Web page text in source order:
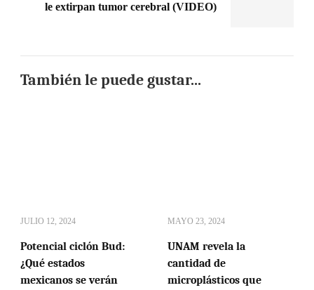
le extirpan tumor cerebral (VIDEO)
También le puede gustar...
JULIO 12, 2024
Potencial ciclón Bud:
¿Qué estados
mexicanos se verán
MAYO 23, 2024
UNAM revela la
cantidad de
microplásticos que